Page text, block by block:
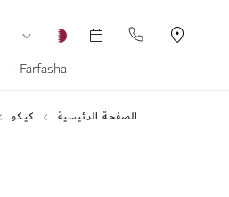
العملة
Farfasha
الصفحة الرئيسية كيكو